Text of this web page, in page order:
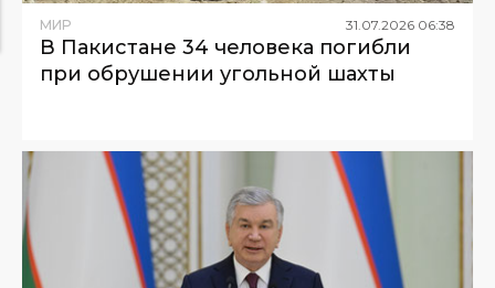
МИР 31.07.2026 06:38
В Пакистане 34 человека погибли
при обрушении угольной шахты